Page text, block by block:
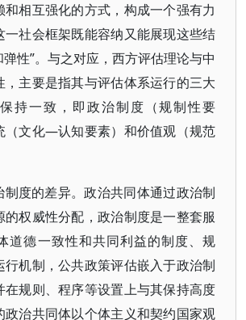
相互强化的方式，构成一个强有力
一社会框架既能容纳又能展现这些结
性”。与之对应，西方评估理论与中
，主要是指其与评估体系运行的三大
持一致，即政治制度（规制性要
（文化—认知要素）和价值观（规范
制度的差异。政治共同体通过政治制
的权威性分配，政治制度是一整套服
道德一致性和共同利益的制度、规
行机制，公共政策评估嵌入于政治制
在规则、程序等设置上与其保持高度
政治共同体以个体主义和契约国家观